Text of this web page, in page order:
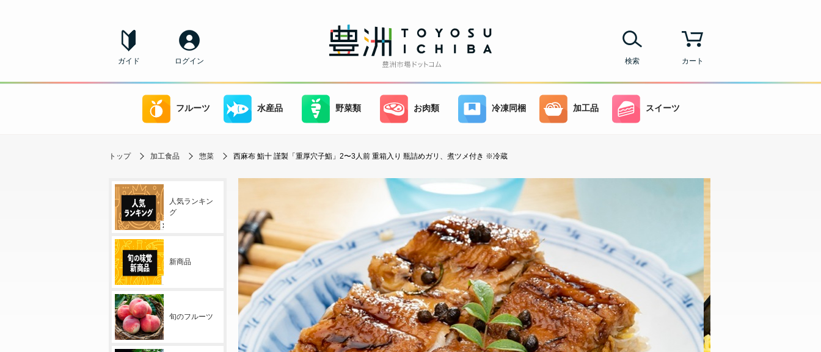
ガイド ログイン カート
検索
フルーツ 水産品 野菜類 お肉類 冷凍同梱 加工品 スイーツ
トップ 加工食品 惣菜 西麻布 鮨十 謹製「重厚穴子鮨」2〜3人前 重箱入り 瓶詰めガリ、煮ツメ付き ※冷蔵
人気ランキン
グ
新商品
旬のフルーツ